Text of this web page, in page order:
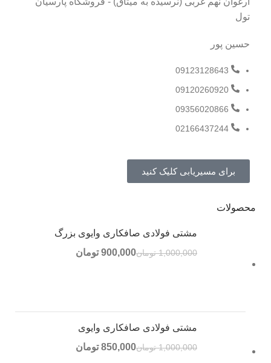
تول
حسین پور
09123128643
09120260920
09356020866
02166437244
برای مسیریابی کلیک کنید
محصولات
مشتی فولادی صافکاری وایوی بزرگ
1,000,000 تومان900,000 تومان
مشتی فولادی صافکاری وایوی
1,000,000 تومان850,000 تومان